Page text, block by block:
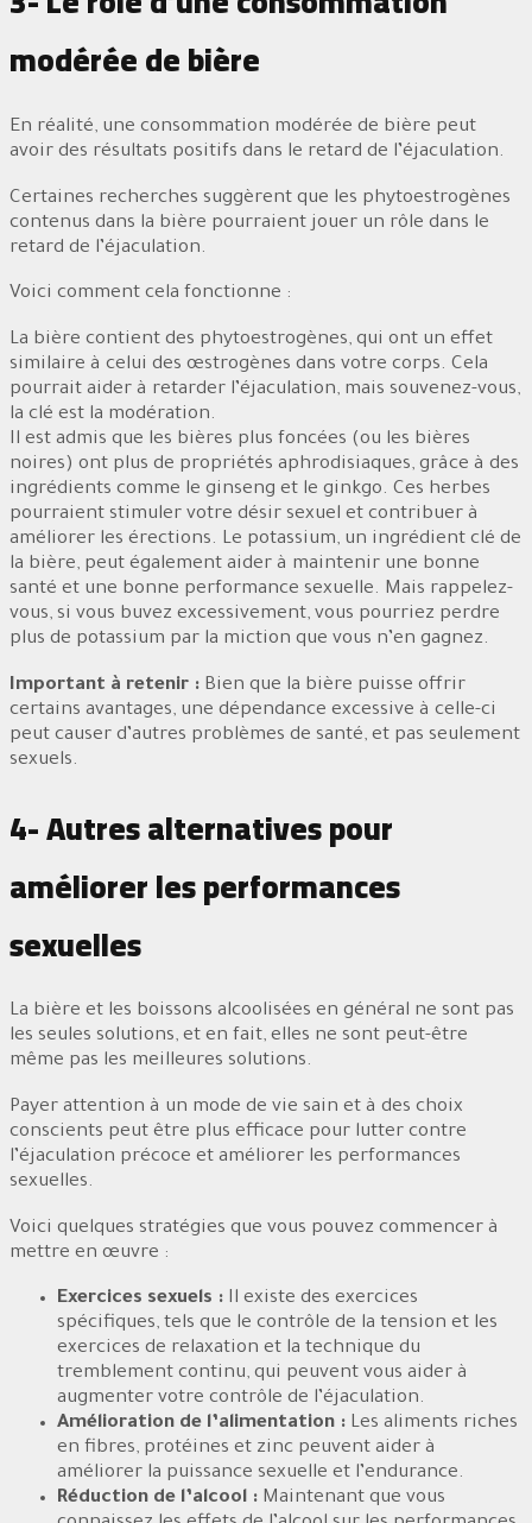
modérée de bière
En réalité, une consommation modérée de bière peut
avoir des résultats positifs dans le retard de l’éjaculation.
Certaines recherches suggèrent que les phytoestrogènes
contenus dans la bière pourraient jouer un rôle dans le
retard de l’éjaculation.
Voici comment cela fonctionne :
La bière contient des phytoestrogènes, qui ont un effet
similaire à celui des œstrogènes dans votre corps. Cela
pourrait aider à retarder l’éjaculation, mais souvenez-vous,
la clé est la modération.
Il est admis que les bières plus foncées (ou les bières
noires) ont plus de propriétés aphrodisiaques, grâce à des
ingrédients comme le ginseng et le ginkgo. Ces herbes
pourraient stimuler votre désir sexuel et contribuer à
améliorer les érections. Le potassium, un ingrédient clé de
la bière, peut également aider à maintenir une bonne
santé et une bonne performance sexuelle. Mais rappelez-
vous, si vous buvez excessivement, vous pourriez perdre
plus de potassium par la miction que vous n’en gagnez.
Important à retenir : Bien que la bière puisse offrir
certains avantages, une dépendance excessive à celle-ci
peut causer d’autres problèmes de santé, et pas seulement
sexuels.
4- Autres alternatives pour
améliorer les performances
sexuelles
La bière et les boissons alcoolisées en général ne sont pas
les seules solutions, et en fait, elles ne sont peut-être
même pas les meilleures solutions.
Payer attention à un mode de vie sain et à des choix
conscients peut être plus efficace pour lutter contre
l’éjaculation précoce et améliorer les performances
sexuelles.
Voici quelques stratégies que vous pouvez commencer à
mettre en œuvre :
Exercices sexuels : Il existe des exercices
spécifiques, tels que le contrôle de la tension et les
exercices de relaxation et la technique du
tremblement continu, qui peuvent vous aider à
augmenter votre contrôle de l’éjaculation.
Amélioration de l’alimentation : Les aliments riches
en fibres, protéines et zinc peuvent aider à
améliorer la puissance sexuelle et l’endurance.
Réduction de l’alcool : Maintenant que vous